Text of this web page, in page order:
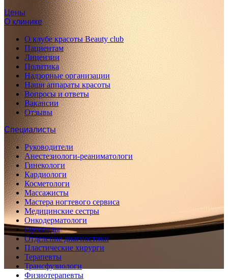
Цены
О клинике
О клубе красоты Beauty club
Пациентам
Лицензии
Политика
Надзорные организации
Наши аппараты красоты
Вопросы и ответы
Вакансии
Отзывы
Специалисты
Руководители
Анестезиологи-реаниматологи
Гинекологи
Кардиологи
Косметологи
Массажисты
Мастера ногтевого сервиса
Медицинские сестры
Онкодерматологи
Ортопеды
Отделение диагностики
Пластические хирурги
Терапевты
Трансфузиологи
Физиотерапевты